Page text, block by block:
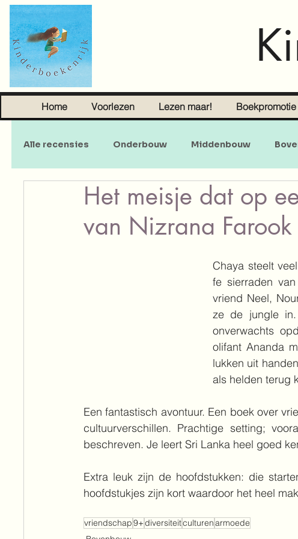
Home Voorlezen Lezen maar! Boekpromotie
Alle recensies Onderbouw Middenbouw
Sprookjes Young Adult Volwassenen
Het meisje dat op
van Nizrana Farook
Chaya steelt
fe sierraden
vriend Neel,
ze de jungle
onverwachts
olifant Ananda
lukken uit
als helden terug
Een fantastisch avontuur. Een boek over
cultuurverschillen. Prachtige setting;
beschreven. Je leert Sri Lanka heel goed
Extra leuk zijn de hoofdstukken: die
hoofdstukjes zijn kort waardoor het heel
vriendschap9+diversiteitculturenarmoede